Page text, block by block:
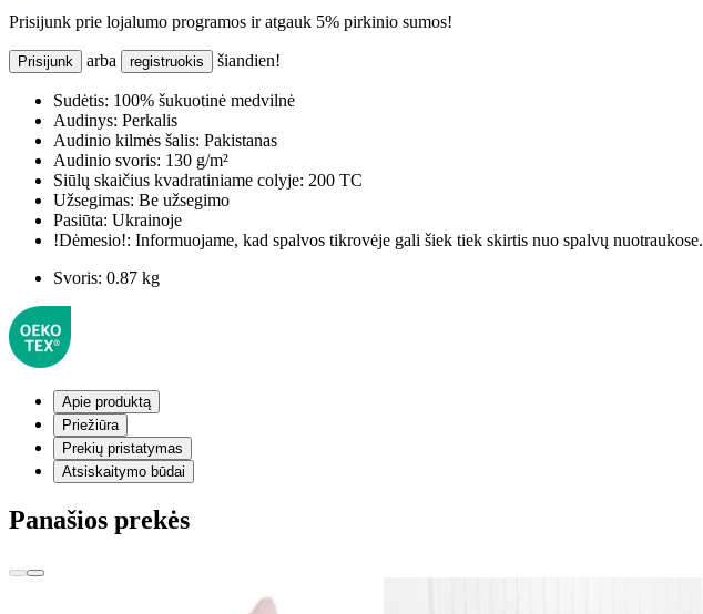
Prisijunk prie lojalumo programos ir atgauk 5% pirkinio sumos!
Prisijunk arba registruokis šiandien!
Sudėtis: 100% šukuotinė medvilnė
Audinys: Perkalis
Audinio kilmės šalis: Pakistanas
Audinio svoris: 130 g/m²
Siūlų skaičius kvadratiniame colyje: 200 TC
Užsegimas: Be užsegimo
Pasiūta: Ukrainoje
!Dėmesio!: Informuojame, kad spalvos tikrovėje gali šiek tiek skirtis nuo spalvų nuotraukose.
Svoris: 0.87 kg
Apie produktą
Priežiūra
Prekių pristatymas
Atsiskaitymo būdai
Panašios prekės